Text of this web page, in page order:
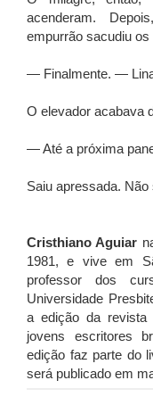
acenderam.
empurrão sacudiu
— Finalmente. —
O elevador acabava
— Até a próxima
Saiu apressada.
Cristhiano Aguiar
1981, e vive em
professor dos
Universidade
a edição da revista
jovens escritores
edição faz parte do
será publicado em